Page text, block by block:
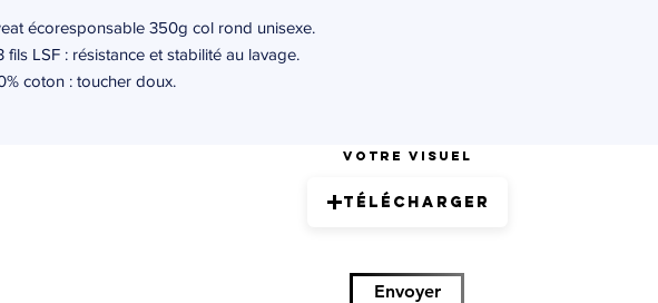
écoresponsable 350g col rond unisexe.
fils LSF : résistance et stabilité au lavage.
coton : toucher doux.
Votre visuel
Télécharger
Envoyer